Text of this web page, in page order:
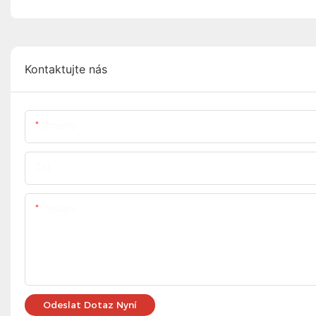
Kontaktujte nás
Odeslat Dotaz Nyní